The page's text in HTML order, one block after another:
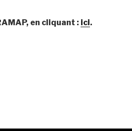
en cliquant : ici.